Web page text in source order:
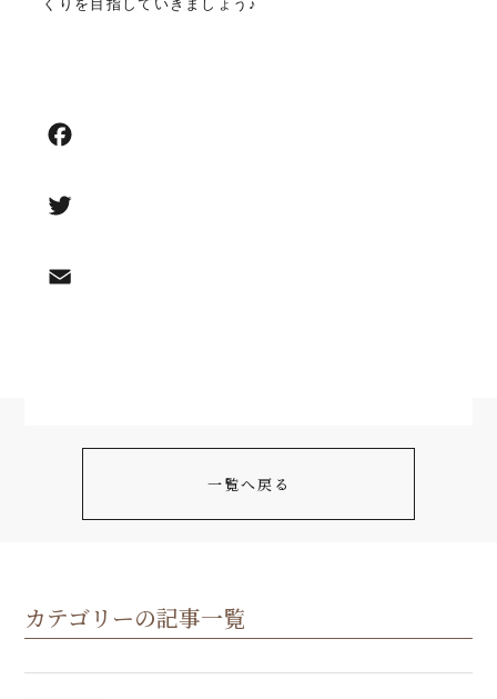
くりを目指していきましょう♪
一覧へ戻る
カテゴリーの記事一覧